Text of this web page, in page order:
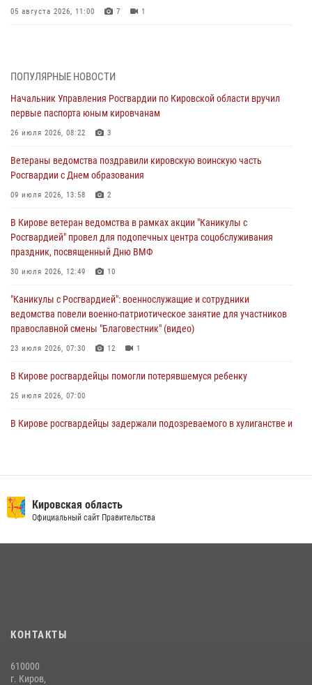
05 августа 2026, 11:00 7 1
04 августа 2026, 09:30
В Кирове росгвардейцы задержали подозреваемого в грабеже
03 августа 2026, 09:01
митинге в честь Дня воздушно-десантных войск
03 августа 2026, 08:45
магазина
02 августа 2026, 07:00
1 августа – День дежурной службы войск национальной гвардии
01 августа 2026, 09:39
ПОПУЛЯРНЫЕ НОВОСТИ
Начальник Управления Росгвардии по Кировской области вручил
первые паспорта юным кировчанам
26 июля 2026, 08:22 3
Ветераны ведомства поздравили кировскую воинскую часть
Росгвардии с Днем образования
09 июля 2026, 13:58 2
В Кирове ветеран ведомства в рамках акции "Каникулы с
Росгвардией" провел для подопечных центра соцобслуживания
праздник, посвященный Дню ВМФ
30 июля 2026, 12:49 10
"Каникулы с Росгвардией": военнослужащие и сотрудники
ведомства повели военно-патриотическое занятие для участников
православной смены "Благовестник" (видео)
23 июля 2026, 07:30 12 1
В Кирове росгвардейцы помогли потерявшемуся ребенку
25 июля 2026, 07:00
В Кирове росгвардейцы задержали подозреваемого в хулиганстве и
вневедомственную охрану и поступления в ведомственные вузы
22 июля 2026, 14:51 1 2
В Кирове и Кирово-Чепецке росгвардейцы задержали
Кировская область
Официальный сайт Правительства
КОНТАКТЫ
610000
г. Киров,